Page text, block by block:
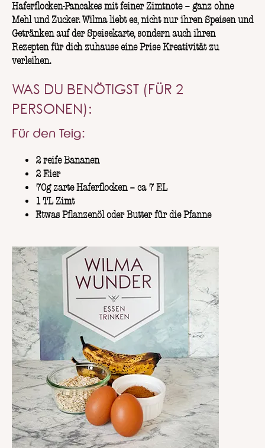
Haferflocken-Pancakes mit feiner Zimtnote – ganz ohne
Mehl und Zucker. Wilma liebt es, nicht nur ihren Speisen und
Getränken auf der Speisekarte, sondern auch ihren
Rezepten für dich zuhause eine Prise Kreativität zu
verleihen.
WAS DU BENÖTIGST (FÜR 2
PERSONEN):
Für den Teig:
2 reife Bananen
2 Eier
70g zarte Haferflocken – ca 7 EL
1 TL Zimt
Etwas Pflanzenöl oder Butter für die Pfanne